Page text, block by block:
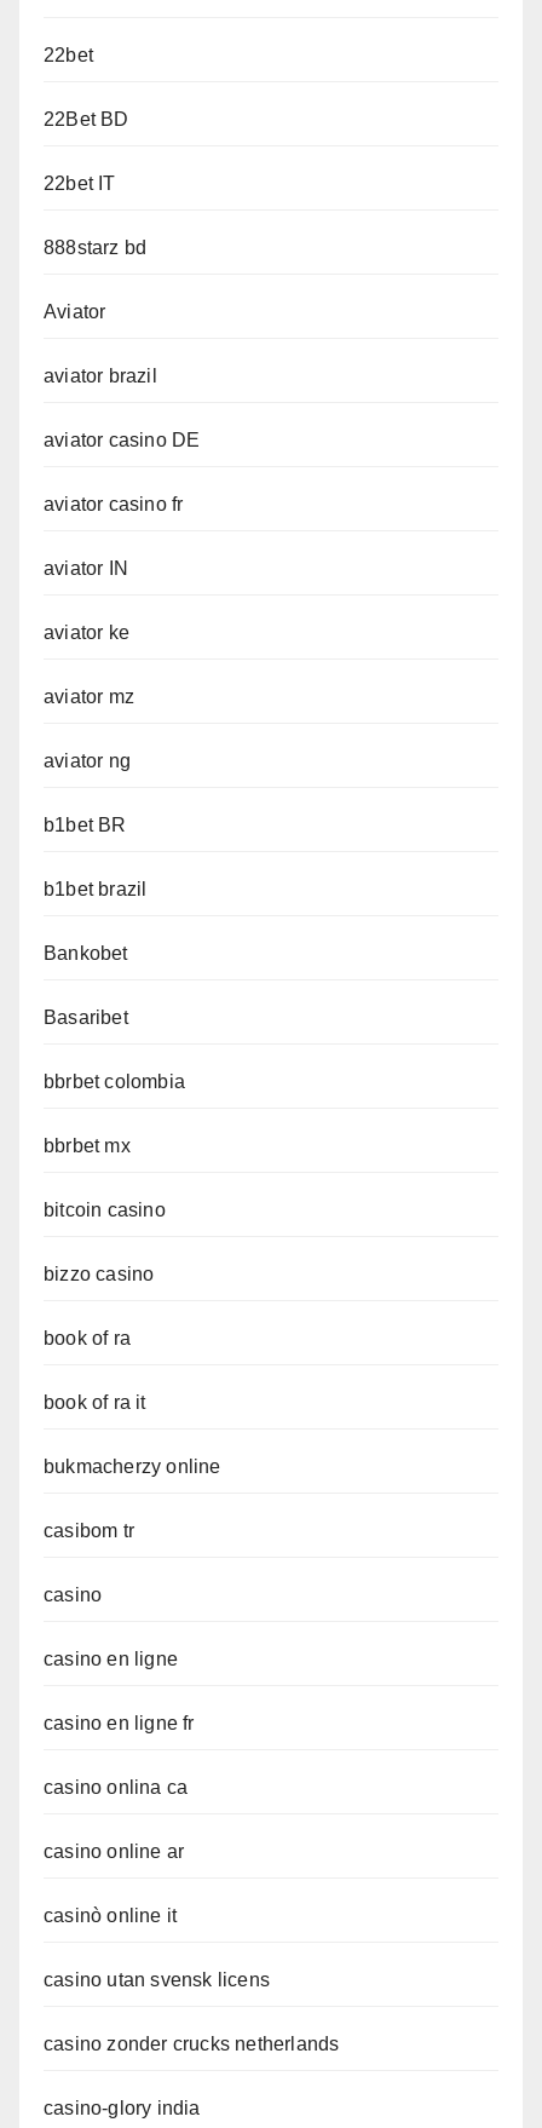
22bet
22Bet BD
22bet IT
888starz bd
Aviator
aviator brazil
aviator casino DE
aviator casino fr
aviator IN
aviator ke
aviator mz
aviator ng
b1bet BR
b1bet brazil
Bankobet
Basaribet
bbrbet colombia
bbrbet mx
bitcoin casino
bizzo casino
book of ra
book of ra it
bukmacherzy online
casibom tr
casino
casino en ligne
casino en ligne fr
casino onlina ca
casino online ar
casinò online it
casino utan svensk licens
casino zonder crucks netherlands
casino-glory india